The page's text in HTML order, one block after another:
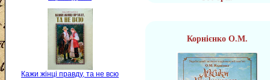
Кажи жінці правду, та не всю
Корнієнко О.М.